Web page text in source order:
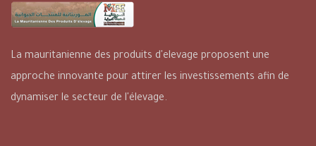
La mauritanienne des produits d'elevage proposent une
approche innovante pour attirer les investissements afin de
dynamiser le secteur de l'élevage.